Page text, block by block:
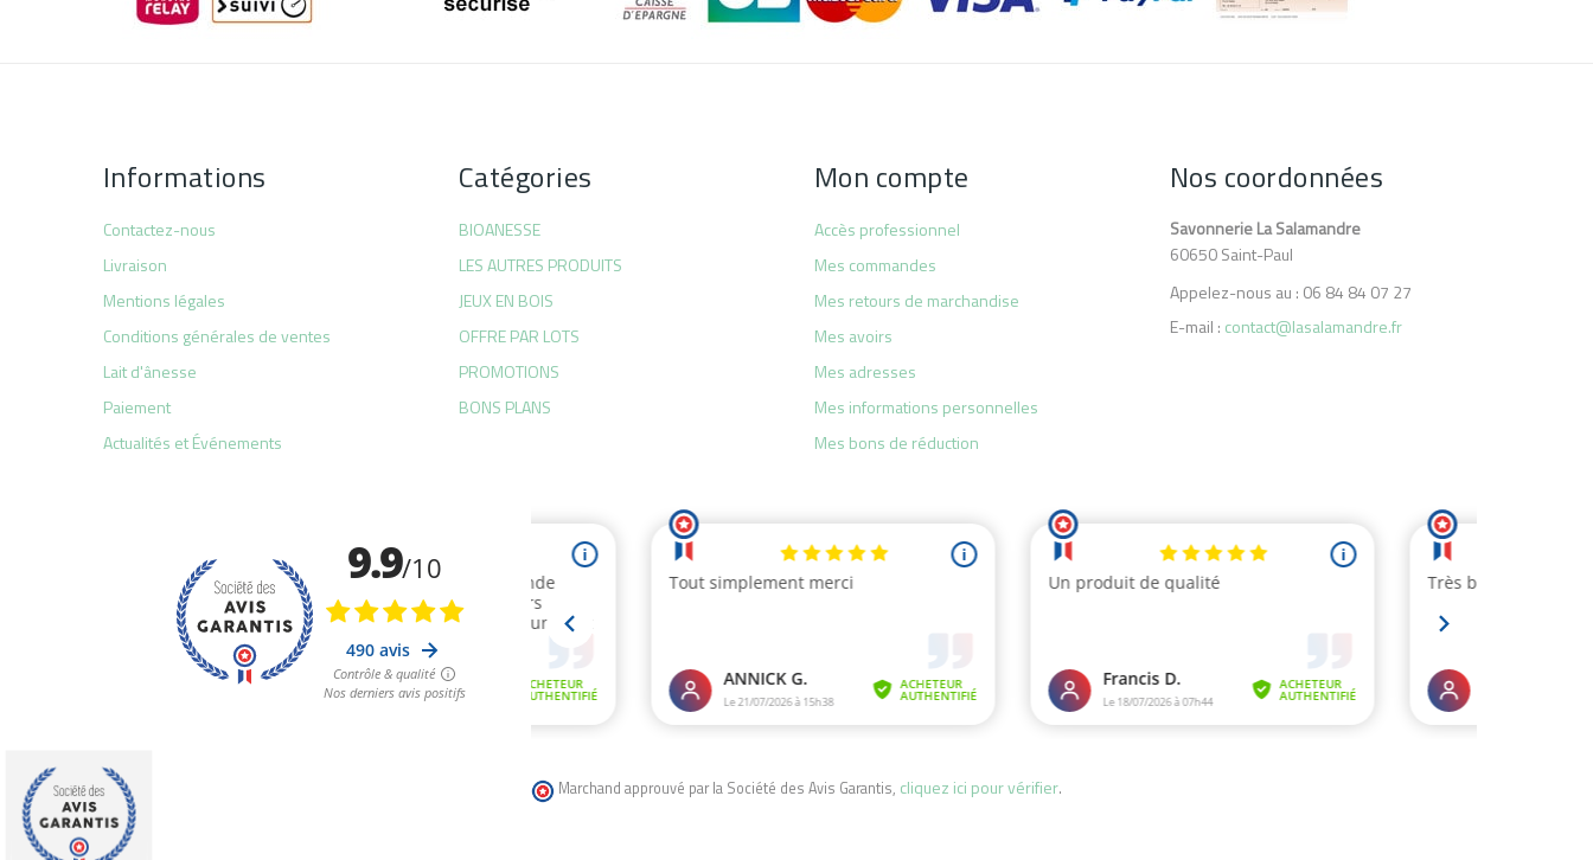
Informations
Contactez-nous
Livraison
Mentions légales
Conditions générales de ventes
Lait d'ânesse
Paiement
Actualités et Événements
Catégories
BIOANESSE
LES AUTRES PRODUITS
JEUX EN BOIS
OFFRE PAR LOTS
PROMOTIONS
BONS PLANS
Mon compte
Accès professionnel
Mes commandes
Mes retours de marchandise
Mes avoirs
Mes adresses
Mes informations personnelles
Mes bons de réduction
Nos coordonnées
Savonnerie La Salamandre
60650 Saint-Paul
Appelez-nous au : 06 84 84 07 27
E-mail : contact@lasalamandre.fr
Marchand approuvé par la Société des Avis Garantis, cliquez ici pour vérifier.